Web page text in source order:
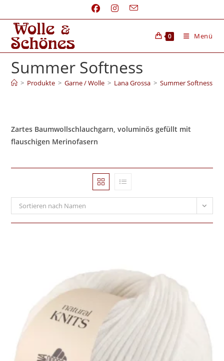
0 Menü
Summer Softness
> Produkte > Garne / Wolle > Lana Grossa > Summer Softness
Zartes Baumwollschlauchgarn, voluminös gefüllt mit
flauschigen Merinofasern
Sortieren nach Namen